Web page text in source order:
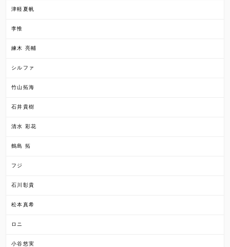
津軽夏帆
李惟
練木 亮輔
シルファ
竹山拓海
石井貴樹
清水 彩花
鶴島 拓
フジ
石川彰貴
松本真希
ロニ
小谷悠実